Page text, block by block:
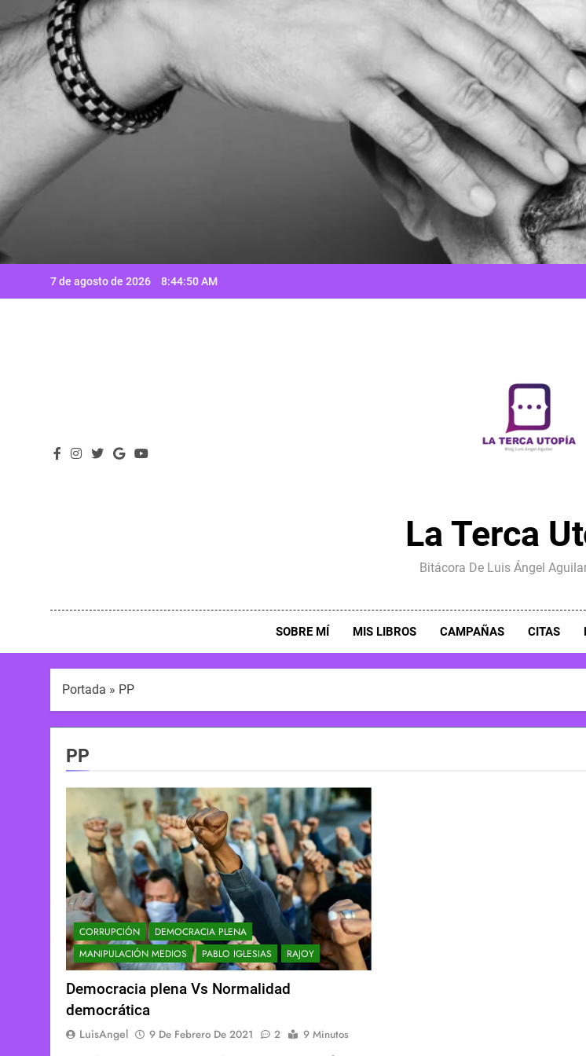
al
contenido
7 de agosto de 2026 8:44:51 AM
La Terca
Bitácora De Luis Ángel
SOBRE MÍ MIS LIBROS CAMPAÑAS CITAS
Portada » PP
PP
CORRUPCIÓN
DEMOCRACIA PLENA
MANIPULACIÓN MEDIOS
PABLO IGLESIAS RAJOY
Democracia plena Vs Normalidad
democrática
LuisAngel 9 De Febrero De 2021 2
9 Minutos